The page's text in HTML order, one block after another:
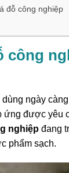
đỗ công nghiệp
công
ngày
ứng được yêu
nghiệp đang
phẩm sạch.